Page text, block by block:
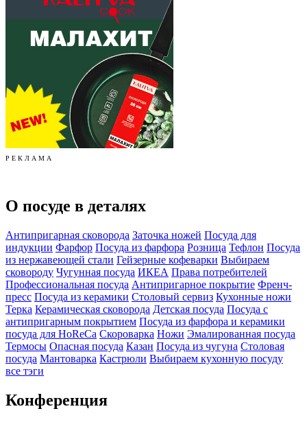
Р Е К Л А М А
О посуде в деталях
Антипригарная сковорода Заточка ножей Посуда для
индукции Фарфор Посуда из фарфора Розница Тефлон Посуда
из нержавеющей стали Гейзерные кофеварки Выбираем
сковороду Чугунная посуда ИКЕА Права потребителей
Профессиональная посуда Антипригарное покрытие Френч-
пресс Посуда из керамики Столовый сервиз Кухонные ножи
Терка Керамическая сковорода Детская посуда Посуда с
антипригарным покрытием Посуда из фарфора и керамики
посуда для HoReCa Скороварка Ножи Эмалированная посуда
Термосы Опасная посуда Казан Посуда из чугуна Столовая
посуда Мантоварка Кастрюли Выбираем кухонную посуду
все тэги
Конференция